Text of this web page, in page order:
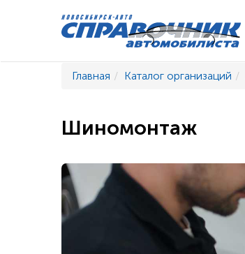
Главная Каталог организаций
Шиномонтаж